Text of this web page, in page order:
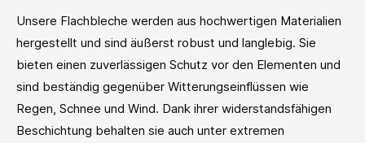
Unsere Flachbleche werden aus hochwertigen Materialien
hergestellt und sind äußerst robust und langlebig. Sie
bieten einen zuverlässigen Schutz vor den Elementen und
sind beständig gegenüber Witterungseinflüssen wie
Regen, Schnee und Wind. Dank ihrer widerstandsfähigen
Beschichtung behalten sie auch unter extremen